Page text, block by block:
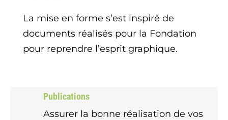
La mise en forme s’est inspiré de
documents réalisés pour la Fondation
pour reprendre l’esprit graphique.
Publications
Assurer la bonne réalisation de vos